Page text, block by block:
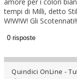
tempi di Milli, detto
W!W!W! Gli
Quindici OnLine -